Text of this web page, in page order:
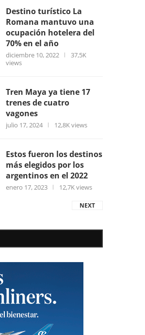
Destino turístico La
Romana mantuvo una
ocupación hotelera del
70% en el año
diciembre 10, 2022
37,5K
views
Tren Maya ya tiene 17
trenes de cuatro
vagones
julio 17, 2024 12,8K views
Estos fueron los destinos
más elegidos por los
argentinos en el 2022
enero 17, 2023 12,7K views
NEXT